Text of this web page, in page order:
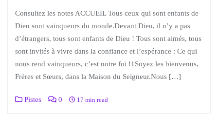
Consultez les notes ACCUEIL Tous ceux qui sont enfants de
Dieu sont vainqueurs du monde.Devant Dieu, il n’y a pas
d’étrangers, tous sont enfants de Dieu ! Tous sont aimés, tous
sont invités à vivre dans la confiance et l’espérance : Ce qui
nous rend vainqueurs, c’est notre foi !1Soyez les bienvenus,
Frères et Sœurs, dans la Maison du Seigneur.Nous […]
Pistes 0 17 min read